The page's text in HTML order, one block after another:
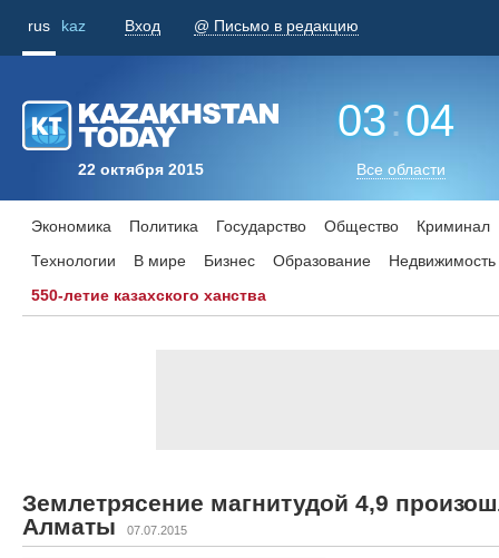
rus kaz Вход @ Письмо в редакцию
22 октября 2015
03:04
Все области
Экономика Политика Государство Общество
Криминал
Технологии
В мире Бизнес Образование
Недвижимость
550-летие казахского ханства
Землетрясение магнитудой 4,9
Алматы
07.07.2015